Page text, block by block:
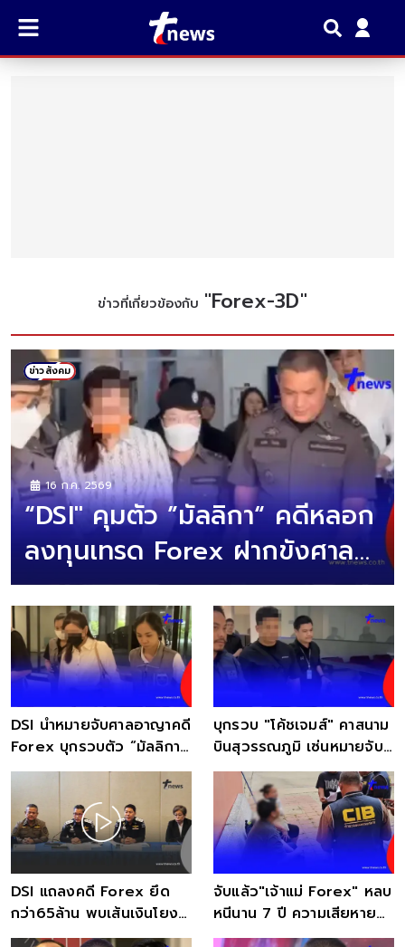
ข่าวที่เกี่ยวข้องกับ "Forex-3D"
ข่าวสังคม
16 ก.ค. 2569
“DSI" คุมตัว ”มัลลิกา“ คดีหลอก
ลงทุนเทรด Forex ฝากขังศาล
อาญารัชดาภิเษก
DSI นำหมายจับศาลอาญาคดี
Forex บุกรวบตัว “มัลลิกา
ผู้บริหารบริษัท QRS“
บุกรวบ "โค้ชเจมส์" คาสนาม
บินสุวรรณภูมิ เซ่นหมายจับ
คดี Forex ล่าสุดคุมตัวเค้น
สอบเครียด!
DSI แถลงคดี Forex ยึด
กว่า65ล้าน พบเส้นเงินโยง
ภาวุธ-ฟิล์ม รัฐภูมิ
จับแล้ว"เจ้าแม่ Forex" หลบ
หนีนาน 7 ปี ความเสียหาย
รวมกว่า 100 ล้าน